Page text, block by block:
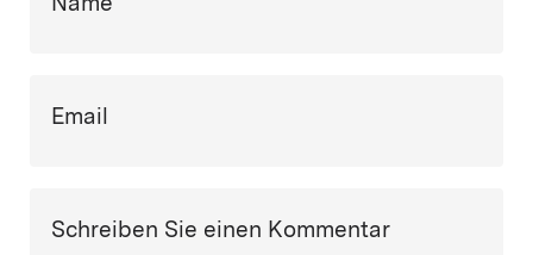
Name
Email
Schreiben Sie einen Kommentar